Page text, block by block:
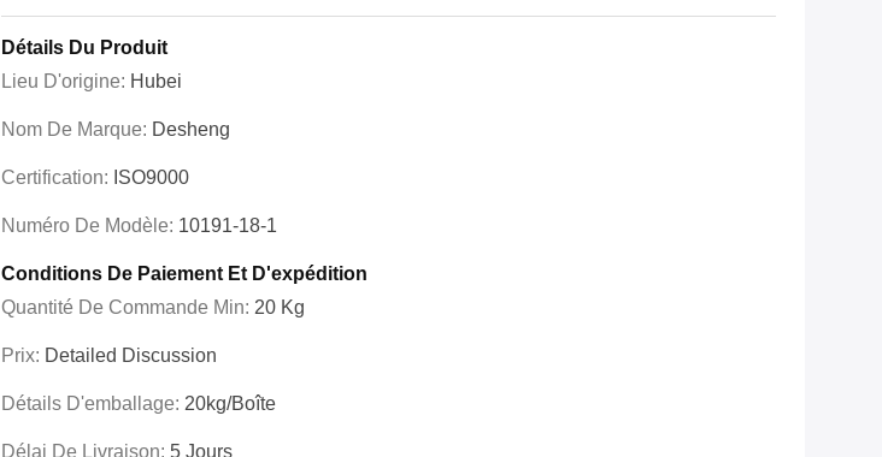
Détails Du Produit
Lieu D'origine: Hubei
Nom De Marque: Desheng
Certification: ISO9000
Numéro De Modèle: 10191-18-1
Conditions De Paiement Et D'expédition
Quantité De Commande Min: 20 Kg
Prix: Detailed Discussion
Détails D'emballage: 20kg/boîte
Délai De Livraison: 5 Jours